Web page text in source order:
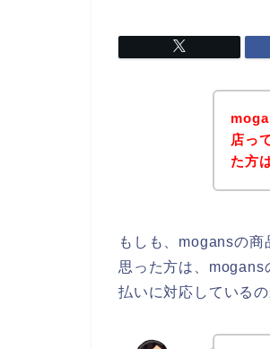
店っ
た方
もしも、mogansの
思った方は、mogans
払いに対応している